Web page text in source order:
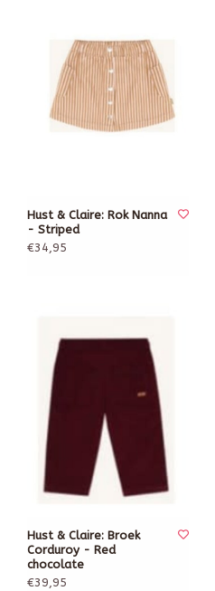
Hust & Claire: Rok Nanna
- Striped
€34,95
Hust & Claire: Broek
Corduroy - Red
chocolate
€39,95